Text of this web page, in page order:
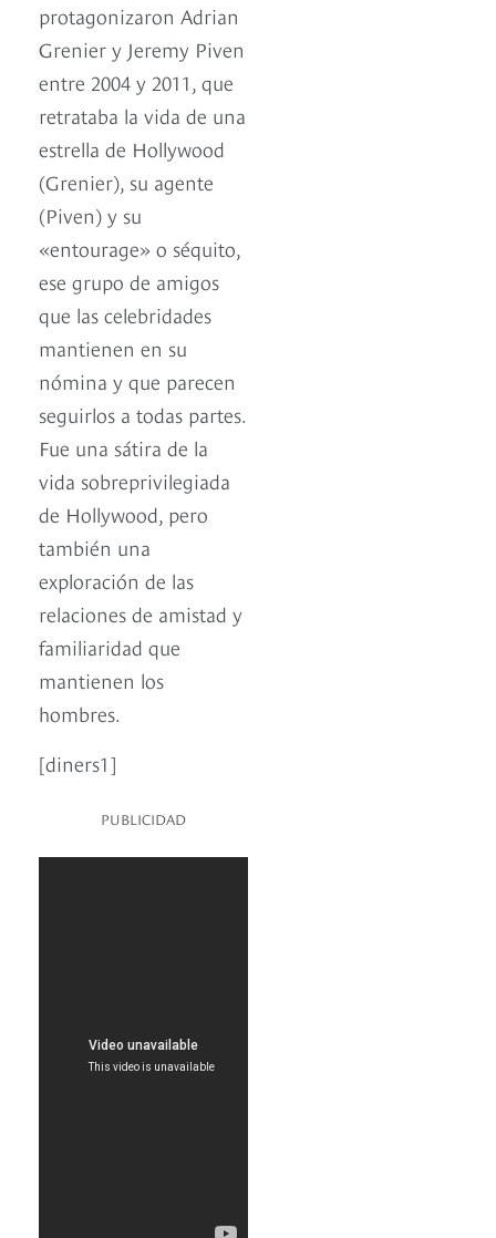
protagonizaron Adrian
Grenier y Jeremy Piven
entre 2004 y 2011, que
retrataba la vida de una
estrella de Hollywood
(Grenier), su agente
(Piven) y su
«entourage» o séquito,
ese grupo de amigos
que las celebridades
mantienen en su
nómina y que parecen
seguirlos a todas partes.
Fue una sátira de la
vida sobreprivilegiada
de Hollywood, pero
también una
exploración de las
relaciones de amistad y
familiaridad que
mantienen los
hombres.
[diners1]
PUBLICIDAD